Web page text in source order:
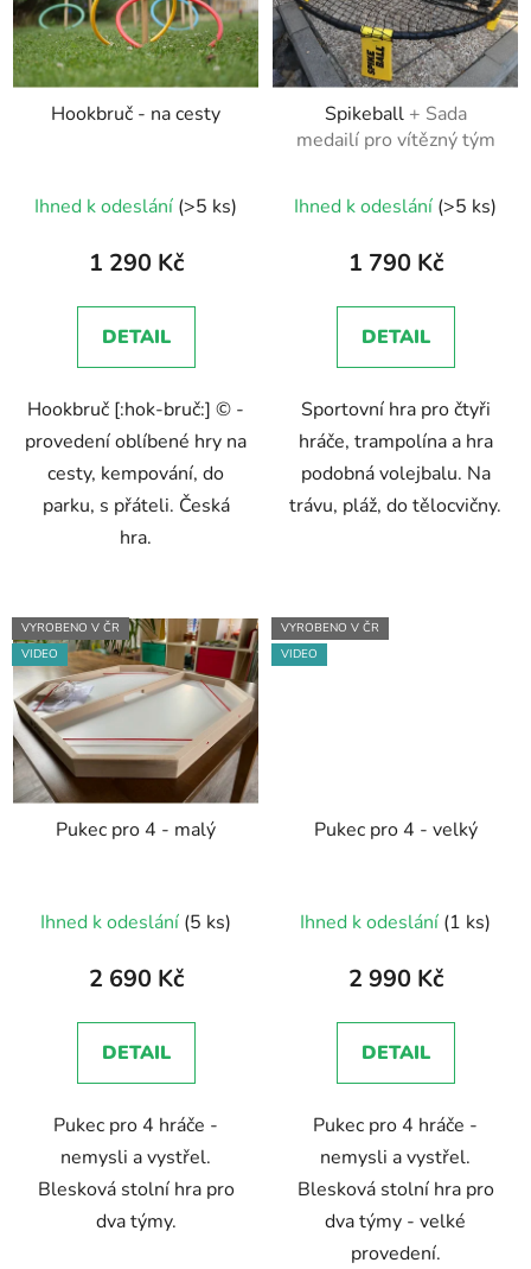
s
p
r
Hookbruč - na cesty
hodnocení
produktu
5,0
z
hvězdiček.
Ihned k odeslání (>5 ks)
1 290 Kč
DETAIL
Hookbruč [:hok-bruč:] © -
provedení oblíbené hry na
cesty, kempování, do
parku, s přáteli. Česká
hra.
Spikeball + Sada
medailí pro vítězný tým
hodnocení
produktu
5,0
z
hvězdiček.
Ihned k odeslání (>5 ks)
1 790 Kč
DETAIL
Sportovní hra pro čtyři
hráče, trampolína a hra
podobná volejbalu. Na
trávu, pláž, do tělocvičny.
VYROBENO V ČR
VIDEO
Pukec pro 4 - malý
hodnocení
produktu
5,0
z
hvězdiček.
Ihned k odeslání (5 ks)
2 690 Kč
DETAIL
Pukec pro 4 hráče -
nemysli a vystřel.
Blesková stolní hra pro
dva týmy.
VYROBENO V ČR
VIDEO
Pukec pro 4 - velký
Ihned k odeslání (1 ks)
2 990 Kč
DETAIL
Pukec pro 4 hráče -
nemysli a vystřel.
Blesková stolní hra pro
dva týmy - velké
provedení.